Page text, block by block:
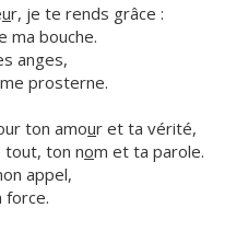
ur, je te rends grâce :
ma bouche.
anges,
prosterne.
ton amour et ta vérité,
tout, ton nom et ta parole.
appel,
force.